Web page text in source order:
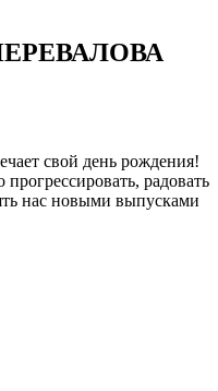
свой день рождения!
радовать
нас новыми выпусками